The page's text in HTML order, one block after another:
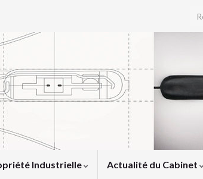
Industrielle Actualité du Cabinet